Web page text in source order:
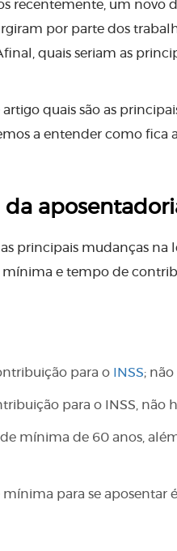
recentemente, um novo
por parte dos
quais seriam as
quais são as
a entender como fica
principais mudanças na
e tempo de
para o INSS;
para o INSS, não
mínima de 60 anos,
para se aposentar